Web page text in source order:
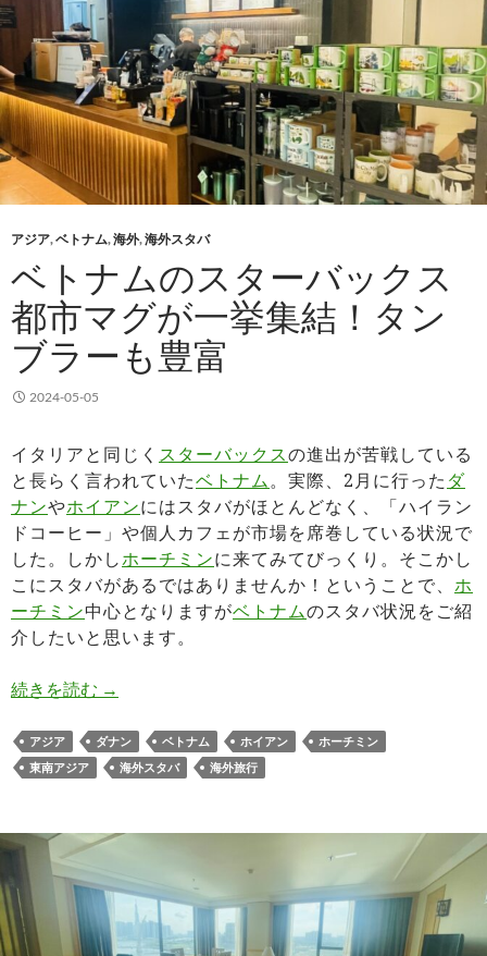
アジア,ベトナム,海外,海外スタバ
ベトナムのスターバックス
都市マグが一挙集結！タン
ブラーも豊富
2024-05-05
イタリアと同じく スターバックスの進出が苦戦している
と長らく言われていたベトナム。実際、2月に行った ダ
ナンやホイアンにはスタバがほとんどなく、「ハイラン
ドコーヒー」や個人カフェが市場を席巻している状況で
した。しかしホーチミンに来てみてびっくり。そこかし
こにスタバがあるではありませんか！ということで、 ホ
ーチミン中心となりますがベトナムのスタバ状況をご紹
介したいと思います。
続きを読む ベトナムのスターバックス 都市マグが一挙集結
→
アジア ダナン ベトナム ホイアン
ホーチミン
東南アジア
海外スタバ 海外旅行